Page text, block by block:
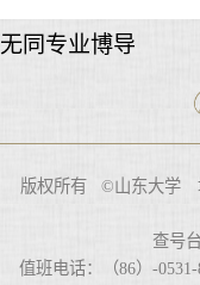
无同专业博导
版权所有 ©山东大学
查号
值班电话：（86）-